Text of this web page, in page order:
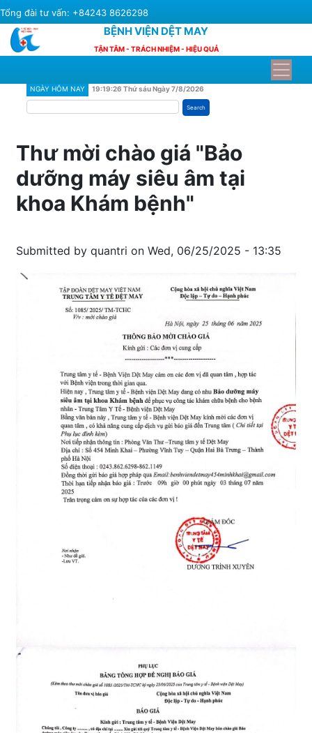
Skip
to
main
content
Tổng đài tư vấn: +84243 8626298
BỆNH VIỆN DỆT MAY
TẬN TÂM - TRÁCH NHIỆM - HIỆU QUẢ
NGÀY HÔM NAY 19:19:26 Thứ sáu Ngày 7/8/2026
Thư mời chào giá "Bảo
dưỡng máy siêu âm tại
khoa Khám bệnh"
Submitted by quantri on Wed, 06/25/2025 - 13:35